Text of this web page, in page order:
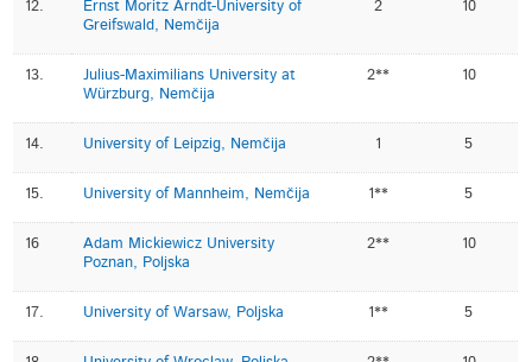
12.
Ernst Moritz Arndt-University of
Greifswald, Nemčija
2 10
13.
Julius-Maximilians University at
Würzburg, Nemčija
2** 10
14. University of Leipzig, Nemčija 1 5
15. University of Mannheim, Nemčija 1** 5
16
Adam Mickiewicz University
Poznan, Poljska
2** 10
17. University of Warsaw, Poljska 1** 5